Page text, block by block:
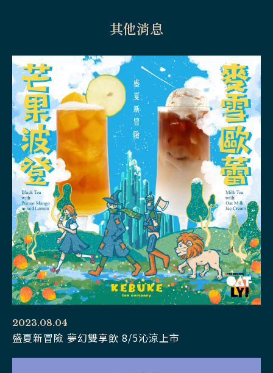
其他消息
2023.08.04
盛夏新冒險 夢幻雙享飲 8/5沁涼上市